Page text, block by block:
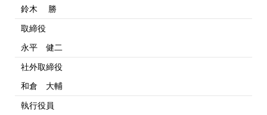
鈴木 勝
取締役
永平 健二
社外取締役
和倉 大輔
執行役員